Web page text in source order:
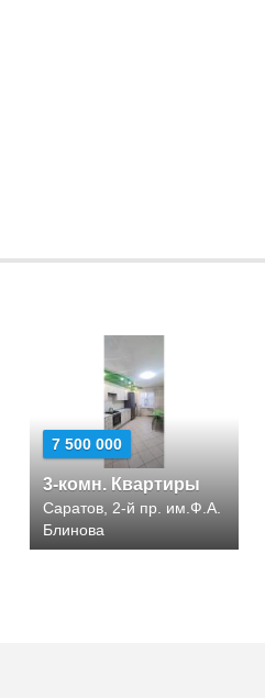
7 500 000
3-комн. Квартиры
Саратов, 2-й пр. им.Ф.А.
Блинова